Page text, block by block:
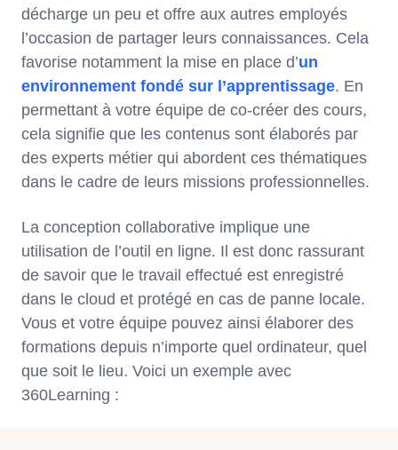
décharge un peu et offre aux autres employés
l’occasion de partager leurs connaissances. Cela
favorise notamment la mise en place d’un
environnement fondé sur l’apprentissage. En
permettant à votre équipe de co-créer des cours,
cela signifie que les contenus sont élaborés par
des experts métier qui abordent ces thématiques
dans le cadre de leurs missions professionnelles.
La conception collaborative implique une
utilisation de l’outil en ligne. Il est donc rassurant
de savoir que le travail effectué est enregistré
dans le cloud et protégé en cas de panne locale.
Vous et votre équipe pouvez ainsi élaborer des
formations depuis n’importe quel ordinateur, quel
que soit le lieu. Voici un exemple avec
360Learning :